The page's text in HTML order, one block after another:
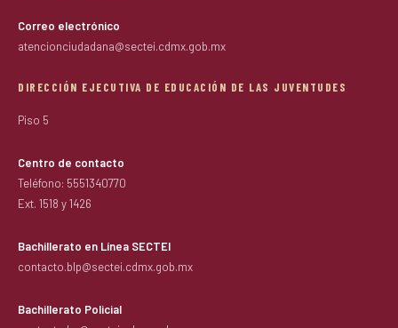
Correo electrónico
atencionciudadana@sectei.cdmx.gob.mx
DIRECCIÓN EJECUTIVA DE EDUCACIÓN DE LAS JUVENTUDES
Piso 5
Centro de contacto
Teléfono: 5551340770
Ext. 1518 y 1426
Bachillerato en Línea SECTEI
contacto.blp@sectei.cdmx.gob.mx
Bachillerato Policial